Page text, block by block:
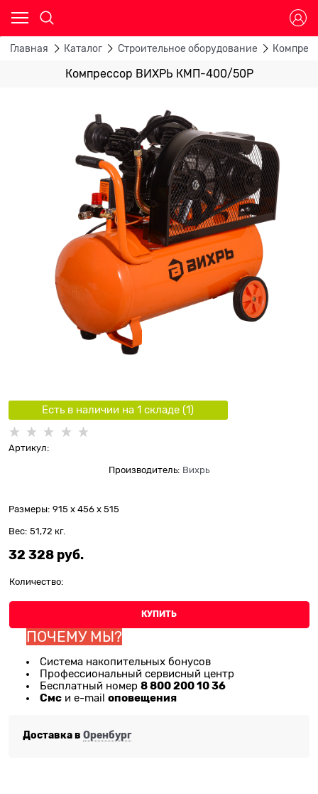
Главная Каталог Строительное оборудование
Компрессор ВИХРЬ КМП-400/50Р
Есть в наличии на 1 складe (1)
Артикул:
Производитель: Вихрь
Размеры: 915 x 456 x 515
Вес: 51,72 кг.
32 328 руб.
Количество:
КУПИТЬ
ПОЧЕМУ МЫ?
Система накопительных бонусов
Профессиональный сервисный центр
Бесплатный номер 8 800 200 10 36
Смс и e-mail оповещения
Доставка в Оренбург